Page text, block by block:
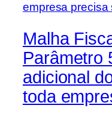
Malha
Parâmetro
adicional
toda